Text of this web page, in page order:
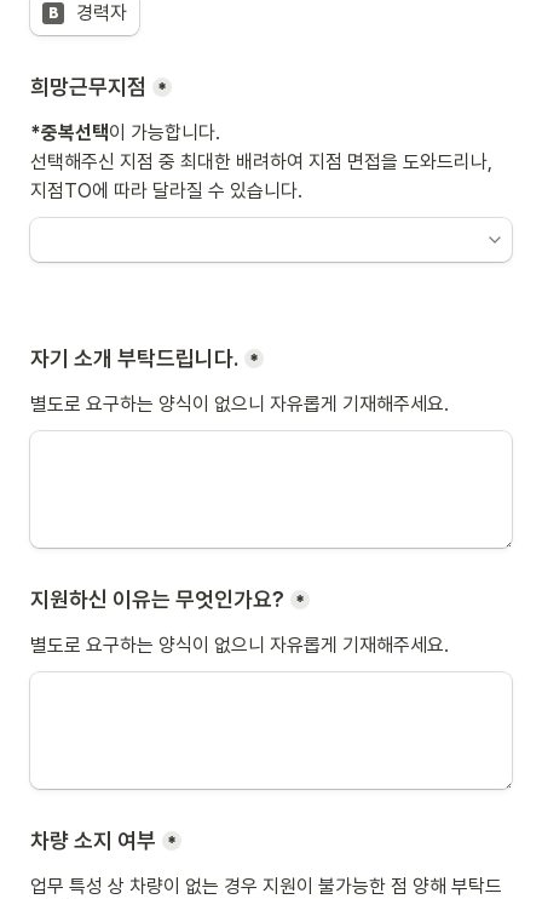
B 경력자
희망근무지점 *
*중복선택이 가능합니다.
선택해주신 지점 중 최대한 배려하여 지점 면접을 도와드리나,
지점TO에 따라 달라질 수 있습니다.
자기 소개 부탁드립니다. *
별도로 요구하는 양식이 없으니 자유롭게 기재해주세요.
지원하신 이유는 무엇인가요? *
별도로 요구하는 양식이 없으니 자유롭게 기재해주세요.
차량 소지 여부 *
업무 특성 상 차량이 없는 경우 지원이 불가능한 점 양해 부탁드